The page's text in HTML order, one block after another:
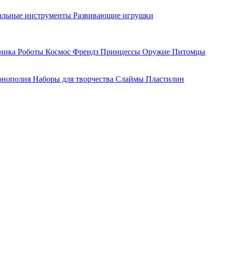
инструменты Развивающие игрушки
Роботы Космос Френдз Принцессы Оружие Питомцы
Наборы для творчества Слаймы Пластилин